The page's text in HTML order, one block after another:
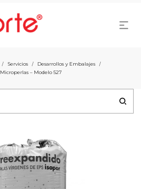
/ Servicios / Desarrollos y Embalajes /
Microperlas – Modelo 527